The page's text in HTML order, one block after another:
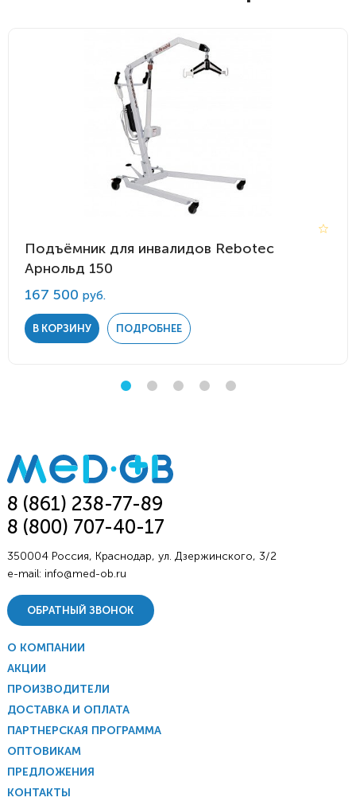
Подъёмник для инвалидов Rebotec
Арнольд 150
167 500 руб.
В КОРЗИНУ ПОДРОБНЕЕ
8 (861) 238-77-89
8 (800) 707-40-17
350004 Россия, Краснодар, ул. Дзержинского, 3/2
e-mail: info@med-ob.ru
ОБРАТНЫЙ ЗВОНОК
О КОМПАНИИ
АКЦИИ
ПРОИЗВОДИТЕЛИ
ДОСТАВКА И ОПЛАТА
ПАРТНЕРСКАЯ ПРОГРАММА
ОПТОВИКАМ
ПРЕДЛОЖЕНИЯ
КОНТАКТЫ